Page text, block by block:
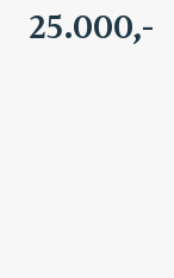
25.000,-